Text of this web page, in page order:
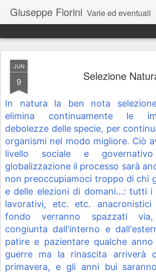
Giuseppe Fiorini Varie ed eventuali
JUN
9 Selezione
In natura la ben nota
elimina continuamente le
debolezze delle specie, per
organismi nel modo migliore. Ciò
livello sociale e
globalizzazione il processo sarà
non preoccupiamoci troppo di chi
e delle elezioni di domani...: tutti i
lavorativi, etc. etc.
fondo verranno spazzati
congiunta dall'interno e
patire e pazientare qualche
guerre ma la rinascita arriverà
primavera, e gli anni bui